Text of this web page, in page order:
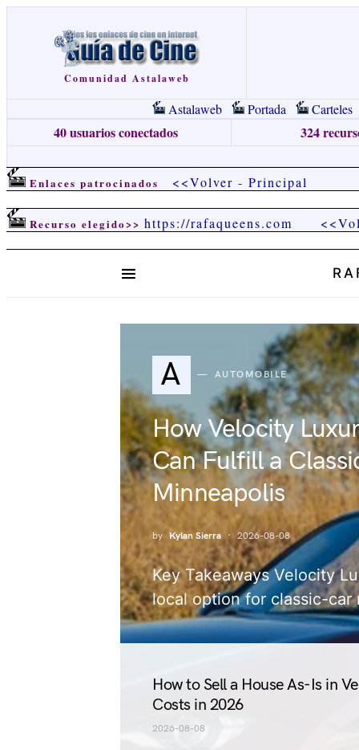
Comunidad Astalaweb
Astalaweb Portada Carteles
40 usuarios conectados 324
Enlaces patrocinados <<Volver - Principal
Recurso elegido>> https://rafaqueens.com